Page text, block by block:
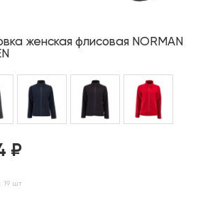
женская флисовая NORMAN
₽
19 шт